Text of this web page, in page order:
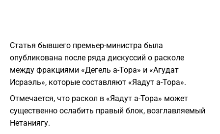
Статья бывшего премьер-министра была
опубликована после ряда дискуссий о расколе
между фракциями «Дегель а-Тора» и «Агудат
Исраэль», которые составляют «Яадут а-Тора».
Отмечается, что раскол в «Яадут а-Тора» может
существенно ослабить правый блок, возглавляемый
Нетаниягу.